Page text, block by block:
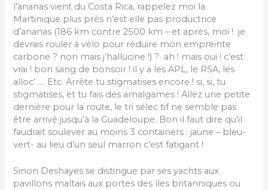
l’ananas vient du Costa Rica, rappelez moi la
Martinique plus près n’est elle pas productrice
d’ananas (186 km contre 2500 km – et après, moi ! je
devrais rouler à vélo pour réduire mon empreinte
carbone ? non mais j’hallucine !) ? ah ! mais oui ! c’est
vrai ! bon sang de bonsoir ! il y a les APL, le RSA, les
alloc’ …. Etc. Arrête tu stigmatises encore ! si, si, tu
stigmatises, et tu fais des amalgames ! Allez une petite
dernière pour la route, le tri sélec tif ne semble pas
être arrivé jusqu’à la Guadeloupe. Bon il faut dire qu’il
faudrait soulever au moins 3 containers : jaune – bleu-
vert- au lieu d’un seul marron c’est fatigant !
Sinon Deshayes se distingue par ses yachts aux
pavillons maltais aux portes des îles britanniques ou